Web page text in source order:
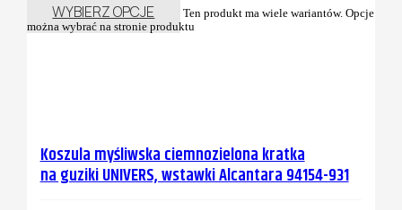
WYBIERZ OPCJE
Ten produkt ma wiele wariantów. Opcje
można wybrać na stronie produktu
Koszula myśliwska ciemnozielona kratka
na guziki UNIVERS, wstawki Alcantara 94154-931